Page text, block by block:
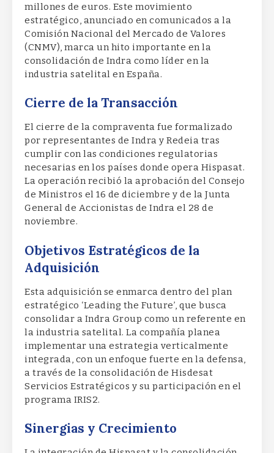
millones de euros. Este movimiento
estratégico, anunciado en comunicados a la
Comisión Nacional del Mercado de Valores
(CNMV), marca un hito importante en la
consolidación de Indra como líder en la
industria satelital en España.
Cierre de la Transacción
El cierre de la compraventa fue formalizado
por representantes de Indra y Redeia tras
cumplir con las condiciones regulatorias
necesarias en los países donde opera Hispasat.
La operación recibió la aprobación del Consejo
de Ministros el 16 de diciembre y de la Junta
General de Accionistas de Indra el 28 de
noviembre.
Objetivos Estratégicos de la
Adquisición
Esta adquisición se enmarca dentro del plan
estratégico ‘Leading the Future’, que busca
consolidar a Indra Group como un referente en
la industria satelital. La compañía planea
implementar una estrategia verticalmente
integrada, con un enfoque fuerte en la defensa,
a través de la consolidación de Hisdesat
Servicios Estratégicos y su participación en el
programa IRIS2.
Sinergias y Crecimiento